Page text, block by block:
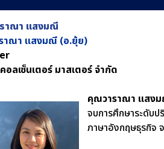
าณา แสงมณี
าณา แสงมณี (อ.ยุ้ย)
อลเซ็นเตอร์ มาสเตอร์ จำกัด
คุณวาราณา แสง
จบการศึกษาระดับ
ภาษาอังกฤษธุรกิจ